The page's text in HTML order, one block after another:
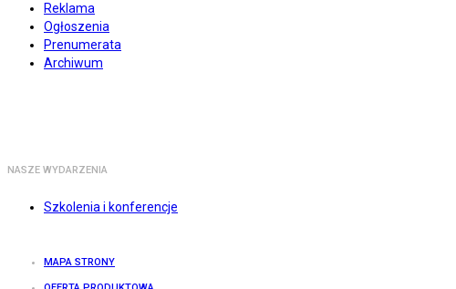
Reklama
Ogłoszenia
Prenumerata
Archiwum
NASZE WYDARZENIA
Szkolenia i konferencje
MAPA STRONY